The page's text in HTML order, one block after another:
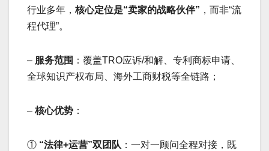
行业多年， 核心定位是“卖家的战略伙伴” ，而非“流
程代理”。
– 服务范围 ：覆盖TRO应诉/和解、专利商标申请、
全球知识产权布局、海外工商财税等全链路；
– 核心优势 ：
① “法律+运营”双团队 ：一对一顾问全程对接，既